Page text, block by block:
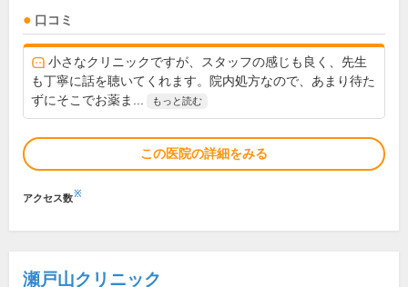
口コミ
小さなクリニックですが、スタッフの感じも良く、先生
も丁寧に話を聴いてくれます。院内処方なので、あまり待た
ずにそこでお薬ま...
もっと読む
この医院の詳細をみる
アクセス数※
瀬戸山クリニック